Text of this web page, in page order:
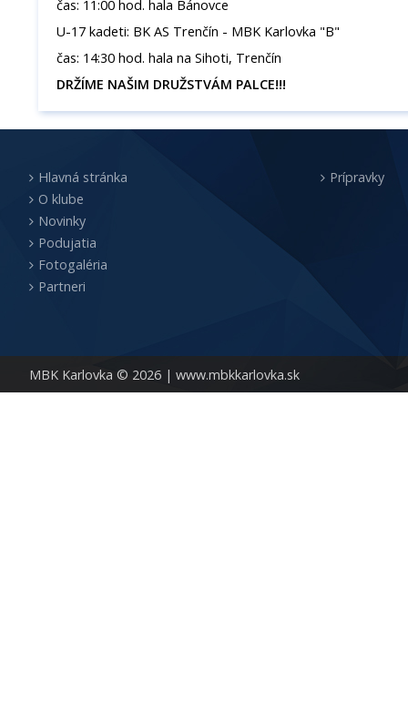
čas: 11:00 hod. hala Bánovce
U-17 kadeti: BK AS Trenčín - MBK Karlovka "B"
čas: 14:30 hod. hala na Sihoti, Trenčín
DRŽÍME NAŠIM DRUŽSTVÁM PALCE!!!
MBK Karlovka © 2026 | www.mbkkarlovka.sk
Hlavná stránka
O klube
Novinky
Podujatia
Fotogaléria
Partneri
Prípravky